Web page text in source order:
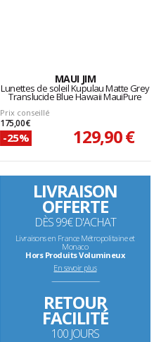
MAUI JIM
Lunettes de soleil Kupulau Matte Grey
Translucide Blue Hawaii MauiPure
Prix conseillé
175,00 €
-25% 129,90 €
LIVRAISON
OFFERTE
DÈS 99€ D'ACHAT
Livraisons en France Métropolitaine et
Monaco
Hors Produits Volumineux
En savoir plus
--------------------------------------------------------------------
RETOUR
FACILITÉ
100 JOURS